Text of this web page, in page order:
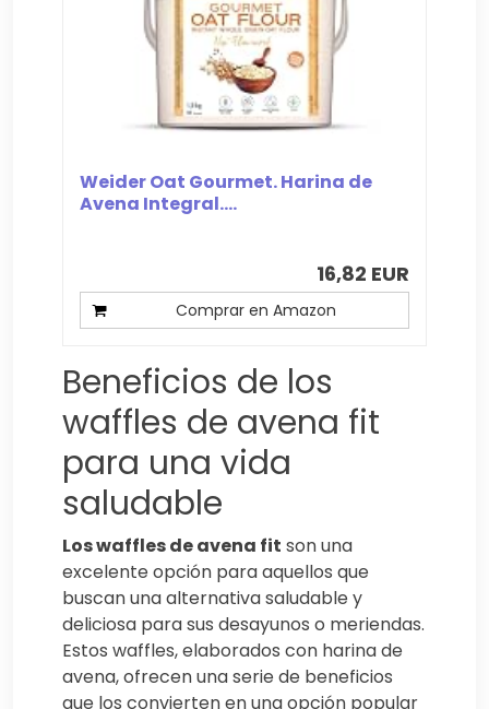
Weider Oat Gourmet. Harina de
Avena Integral....
16,82 EUR
Comprar en Amazon
Beneficios de los
waffles de avena fit
para una vida
saludable
Los waffles de avena fit son una
excelente opción para aquellos que
buscan una alternativa saludable y
deliciosa para sus desayunos o meriendas.
Estos waffles, elaborados con harina de
avena, ofrecen una serie de beneficios
que los convierten en una opción popular